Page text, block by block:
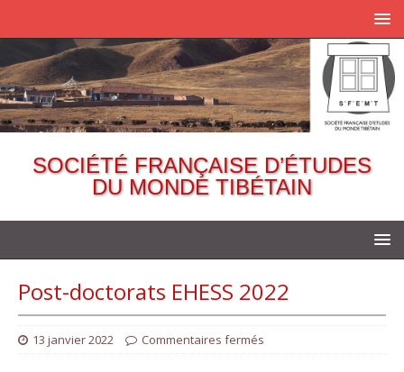
SOCIÉTÉ FRANÇAISE D’ÉTUDES
DU MONDE TIBÉTAIN
Post-doctorats EHESS 2022
13 janvier 2022 Commentaires fermés